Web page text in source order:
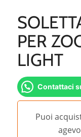
PER
LIGHT
Contattaci
Puoi